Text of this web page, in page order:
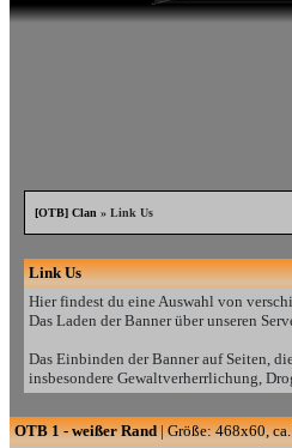
[OTB] Clan » Link Us
Link Us
Hier findest du eine Auswahl von
Das Laden der Banner über unseren
Das Einbinden der Banner auf Seiten,
insbesondere Gewaltverherrlichung,
OTB 1 - weißer Rand| Größe: 468x60,